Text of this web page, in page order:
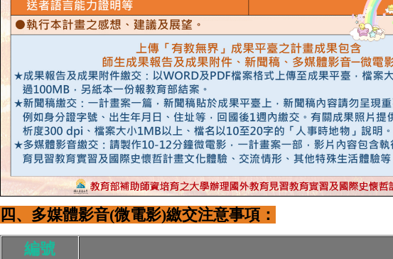
四、多媒體影音(微電影)繳交注意事項：
編號